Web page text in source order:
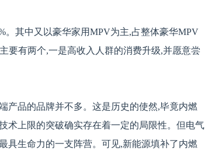
。其中又以豪华家用MPV为主,占整体豪华MPV
要有两个,一是高收入人群的消费升级,并愿意尝
产品的品牌并不多。这是历史的使然,毕竟内燃
术上限的突破确实存在着一定的局限性。但电气
具生命力的一支阵营。可见,新能源填补了内燃